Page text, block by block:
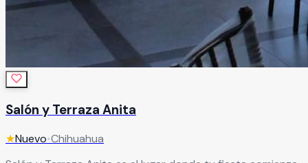
Salón y Terraza Anita
★Nuevo•Chihuahua